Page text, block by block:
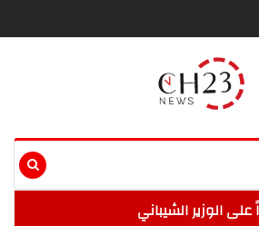
على الوزير الشيباني